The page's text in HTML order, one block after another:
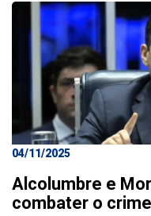
04/11/2025
Alcolumbre e
combater o